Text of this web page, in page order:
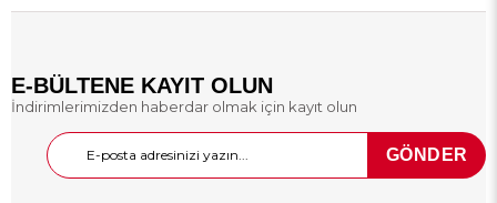
E-BÜLTENE KAYIT OLUN
İndirimlerimizden haberdar olmak için kayıt olun
GÖNDER